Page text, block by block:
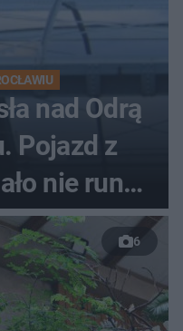
nad Odrą
Pojazd z
nie runął
6